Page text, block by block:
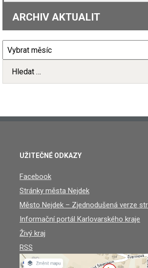
ARCHIV AKTUALIT
UŽITEČNÉ ODKAZY
Facebook
Stránky města Nejdek
Město Nejdek – Zjednodušená verze
Informační portál Karlovarského kraje
Živý kraj
RSS